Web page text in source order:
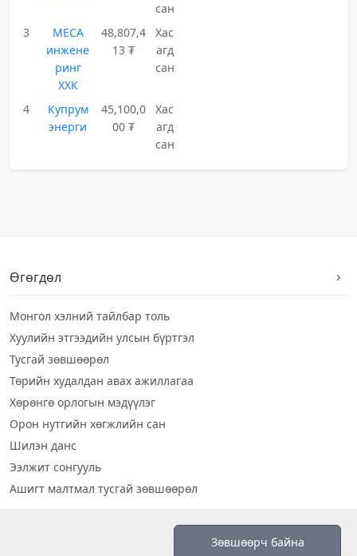
сан
3
МЕСА
инжене
ринг
ХХК
48,807,4
13 ₮
Хас
агд
сан
4
Купрум
энерги
45,100,0
00 ₮
Хас
агд
сан
Өгөгдөл
Монгол хэлний тайлбар толь
Хуулийн этгээдийн улсын бүртгэл
Тусгай зөвшөөрөл
Төрийн худалдан авах ажиллагаа
Хөрөнгө орлогын мэдүүлэг
Орон нутгийн хөгжлийн сан
Шилэн данс
Ээлжит сонгууль
Ашигт малтмал тусгай зөвшөөрөл
Зөвшөөрч байна